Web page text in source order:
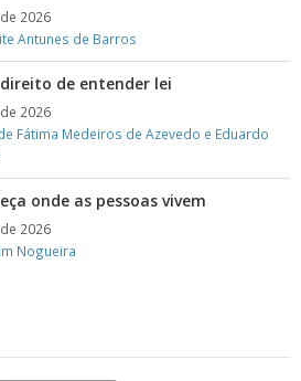
2026
Antunes de Barros
de entender lei
2026
Fátima Medeiros de Azevedo e Eduardo
onde as pessoas vivem
2026
Nogueira